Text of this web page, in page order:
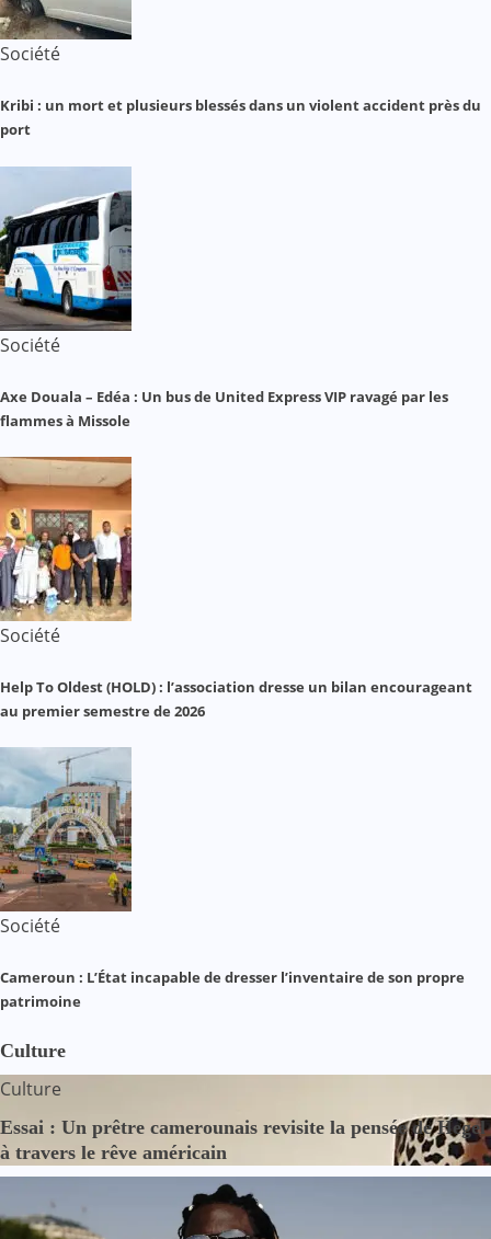
Société
Kribi : un mort et plusieurs blessés dans un violent accident près du
port
Société
Axe Douala – Edéa : Un bus de United Express VIP ravagé par les
flammes à Missole
Société
Help To Oldest (HOLD) : l’association dresse un bilan encourageant
au premier semestre de 2026
Société
Cameroun : L’État incapable de dresser l’inventaire de son propre
patrimoine
Culture
Culture
Essai : Un prêtre camerounais revisite la pensée de Hegel
à travers le rêve américain